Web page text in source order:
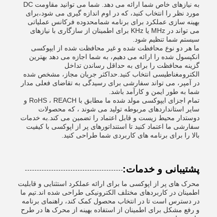
به نیازهای خاص شما ارائه می دهد. شما می توانید مقاومت DC
مورد نظر را انتخاب کنید، که در اوم اندازه گیری می شود،برای
بهینه سازی عملکرد برای برنامه شمامحدوده فرکانس عملیاتی
می تواند در MHz یا KHz برای اطمینان از سازگاری با نیازهای
سیستم شما تنظیم شود.
ما هر دو نوع محافظت شده و غیر محافظت شده از ایپوکسی
انکپسول شده را ارائه می دهیم، به شما اجازه می دهد بهترین
گزینه محافظت را برای به حداقل رساندن تداخل
الکترومغناطیسی انتخاب کنید.حداکثر جریان مجاز، مشخص شده
در آمپر، می تواند سفارشی برای رسیدگی به تقاضای فعلی مدار
شما به طور ایمن و کارآمد باشد.
تمام اجزای ایپوکسی مولد شده ما مطابق با RoHS ، REACH و
سایر استانداردهای مربوطه تولید می شوند ، که محصولات
دوستدار محیط زیست و قابل اعتماد را تضمین می کند.به خدمات
سفارشی ما اعتماد کنید تا استنداتورهای پر از اپوکسی با کیفیت
بالا را برای برنامه های کاربردی شما طراحی کنید.
پشتیبانی و خدمات:
محرک های پر از اپوکسی ما برای ارائه عملکرد استثنایی و قابلیت
اطمینان در کاربردهای مختلف الکترونیکی طراحی شده اند.تیم ما
در دسترس است تا در انتخاب محصول کمک کند، راهنمای برنامه
و رفع مشکل برای اطمینان از استفاده بهینه از محرک ها در طرح